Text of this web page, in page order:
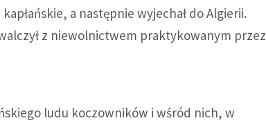
a następnie wyjechał do Algierii.
z niewolnictwem praktykowanym przez
ludu koczowników i wśród nich, w